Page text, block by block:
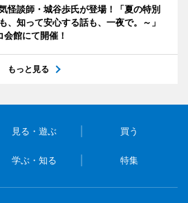
怪談師・城谷歩氏が登場！「夏の特別
、知って安心する話も、一夜で。～」
館にて開催！
もっと見る
見る・遊ぶ 買う
学ぶ・知る 特集